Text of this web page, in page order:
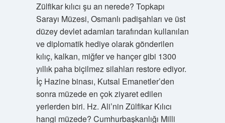
Zülfikar kılıcı şu an nerede? Topkapı
Sarayı Müzesi, Osmanlı padişahları ve üst
düzey devlet adamları tarafından kullanılan
ve diplomatik hediye olarak gönderilen
kılıç, kalkan, miğfer ve hançer gibi 1300
yıllık paha biçilmez silahları restore ediyor.
İç Hazine binası, Kutsal Emanetler’den
sonra müzede en çok ziyaret edilen
yerlerden biri. Hz. Ali’nin Zülfikar Kılıcı
hangi müzede? Cumhurbaşkanlığı Milli